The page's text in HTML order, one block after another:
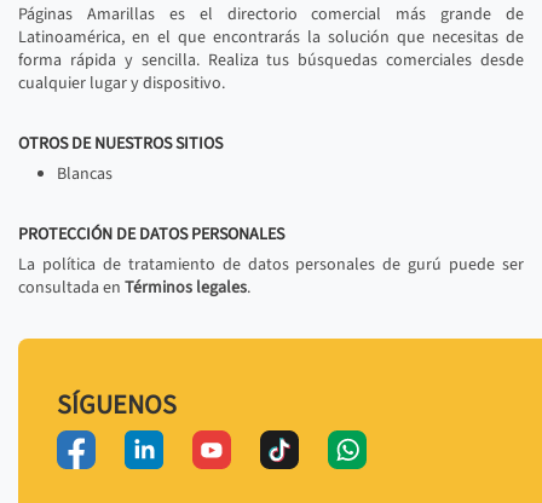
Páginas Amarillas es el directorio comercial más grande de
Latinoamérica, en el que encontrarás la solución que necesitas de
forma rápida y sencilla. Realiza tus búsquedas comerciales desde
cualquier lugar y dispositivo.
OTROS DE NUESTROS SITIOS
Blancas
PROTECCIÓN DE DATOS PERSONALES
La política de tratamiento de datos personales de gurú puede ser
consultada en Términos legales.
SÍGUENOS